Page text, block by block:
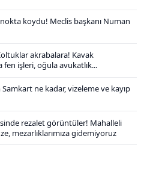
koydu! Meclis başkanı Numan
akrabalara! Kavak
işleri, oğula avukatlık...
ne kadar, vizeleme ve kayıp
rezalet görüntüler! Mahalleli
mezarlıklarımıza gidemiyoruz